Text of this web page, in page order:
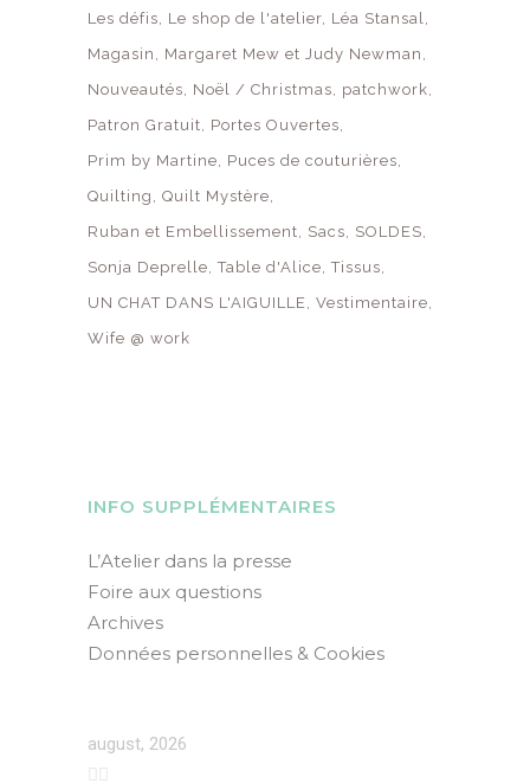
Les défis
Le shop de l'atelier Léa Stansal
Magasin
Margaret Mew et Judy Newman
Nouveautés
Noël / Christmas
patchwork
Patron Gratuit
Portes Ouvertes
Prim by Martine
Puces de couturières
Quilting
Quilt Mystère
Ruban et Embellissement
Sacs
SOLDES
Sonja Deprelle Table d'Alice Tissus
UN CHAT DANS L'AIGUILLE Vestimentaire
Wife @ work
INFO SUPPLÉMENTAIRES
L’Atelier dans la presse
Foire aux questions
Archives
Données personnelles & Cookies
august, 2026